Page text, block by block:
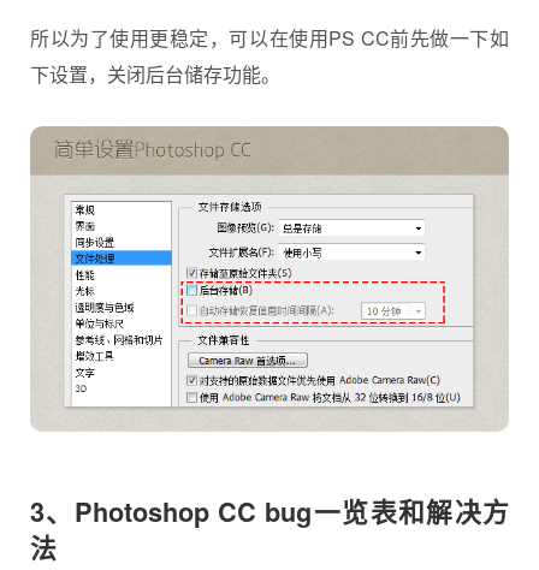
所以为了使用更稳定，可以在使用PS CC前先做一下如
下设置，关闭后台储存功能。
3、Photoshop CC bug一览表和解决方
法